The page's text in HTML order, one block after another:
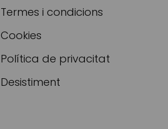
Termes i condicions
Cookies
Política de privacitat
Desistiment